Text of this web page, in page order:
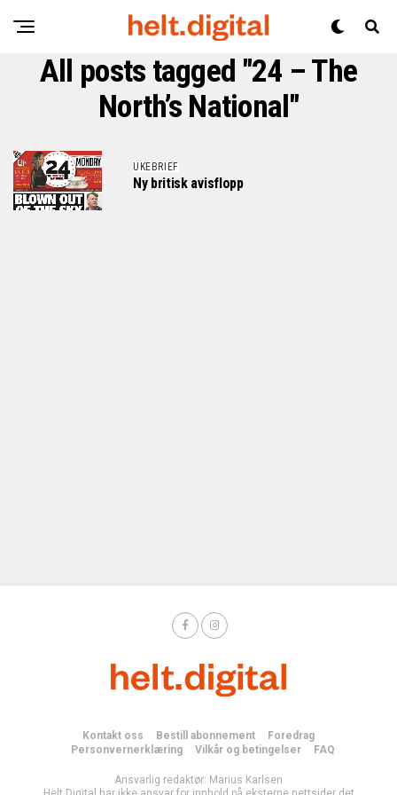
All posts tagged "24 – The
North’s National"
UKEBRIEF
Ny britisk avisflopp
Kontakt oss Bestill abonnement
Foredrag
Personvernerklæring
Vilkår og betingelser FAQ
Ansvarlig redaktør: Marius Karlsen